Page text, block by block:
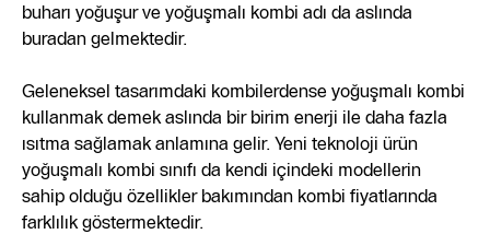
buharı yoğuşur ve yoğuşmalı kombi adı da aslında
buradan gelmektedir.
Geleneksel tasarımdaki kombilerdense yoğuşmalı kombi
kullanmak demek aslında bir birim enerji ile daha fazla
ısıtma sağlamak anlamına gelir. Yeni teknoloji ürün
yoğuşmalı kombi sınıfı da kendi içindeki modellerin
sahip olduğu özellikler bakımından kombi fiyatlarında
farklılık göstermektedir.